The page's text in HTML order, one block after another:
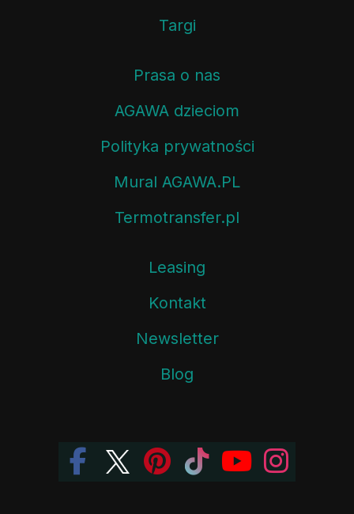
Targi
Prasa o nas
AGAWA dzieciom
Polityka prywatności
Mural AGAWA.PL
Termotransfer.pl
Leasing
Kontakt
Newsletter
Blog